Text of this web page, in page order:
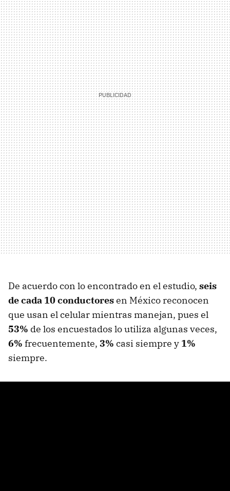
De acuerdo con lo encontrado en el estudio, seis
de cada 10 conductoresen México reconocen
que usan el celular mientras manejan, pues el
53% de los encuestados lo utiliza algunas veces,
6% frecuentemente, 3% casi siempre y 1%
siempre.